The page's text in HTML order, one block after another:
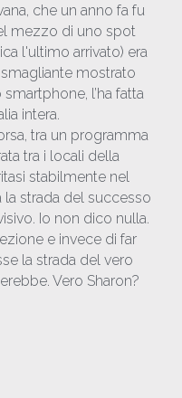
che un anno fa fu
mezzo di uno spot
l'ultimo arrivato) era
mostrato
l’ha fatta
intera.
tra un programma
tra i locali della
stabilmente nel
strada del successo
Io non dico nulla.
e invece di far
la strada del vero
Vero Sharon?